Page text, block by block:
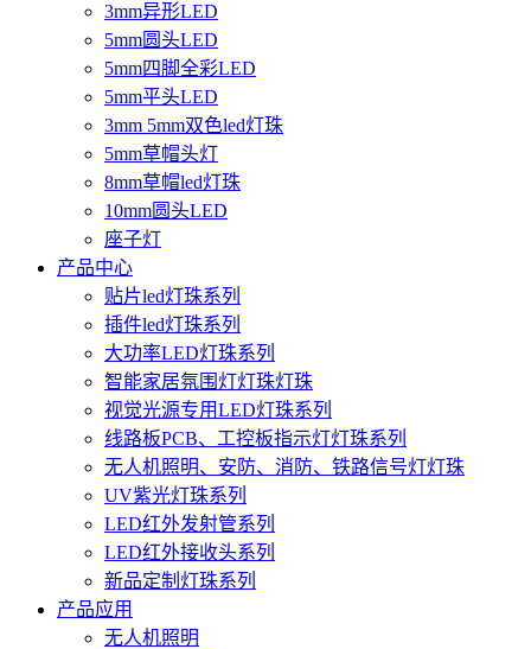
3mm异形LED
5mm圆头LED
5mm四脚全彩LED
5mm平头LED
3mm 5mm双色led灯珠
5mm草帽头灯
8mm草帽led灯珠
10mm圆头LED
座子灯
产品中心
贴片led灯珠系列
插件led灯珠系列
大功率LED灯珠系列
智能家居氛围灯灯珠灯珠
视觉光源专用LED灯珠系列
线路板PCB、工控板指示灯灯珠系列
无人机照明、安防、消防、铁路信号灯灯珠
UV紫光灯珠系列
LED红外发射管系列
LED红外接收头系列
新品定制灯珠系列
产品应用
无人机照明